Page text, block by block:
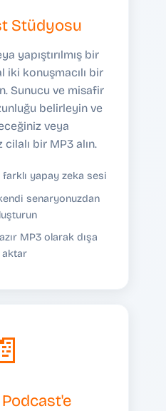
Stüdyosu
yapıştırılmış bir
iki konuşmacılı bir
Sunucu ve misafir
belirleyin ve
veya
bir MP3 alın.
yapay zeka sesi
senaryonuzdan
MP3 olarak dışa
aktar
Podcast'e